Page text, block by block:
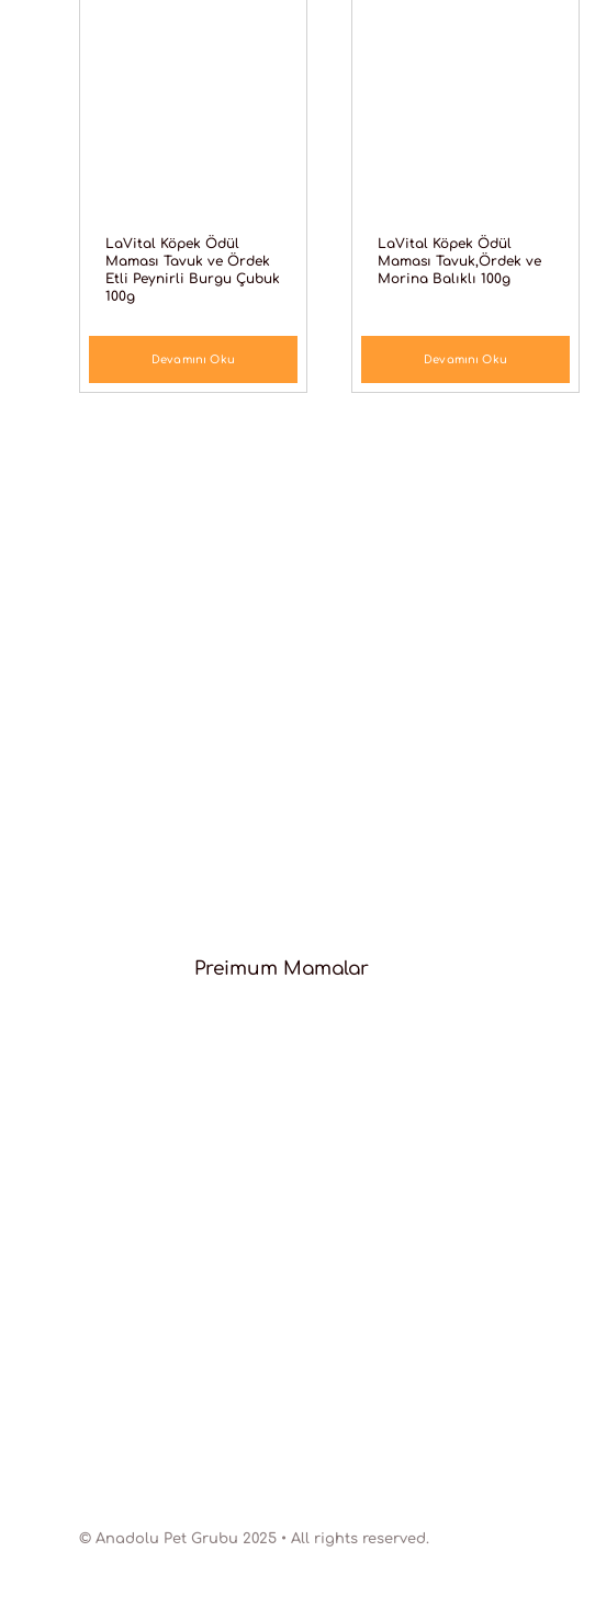
LaVital Köpek Ödül
Maması Tavuk ve Ördek
Etli Peynirli Burgu Çubuk
100g
Devamını Oku
LaVital Köpek Ödül
Maması Tavuk,Ördek ve
Morina Balıklı 100g
Devamını Oku
Preimum Mamalar
© Anadolu Pet Grubu 2025 • All rights reserved.